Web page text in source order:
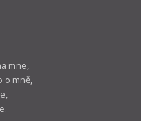
mne,
o mně,